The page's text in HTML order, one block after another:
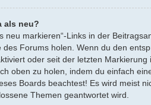
als neu?
neu markieren“-Links in der
Forums holen. Wenn du den
oder seit der letzten
oben zu holen, indem du einfach
Boards beachtest! Es wird meist
Themen geantwortet wird.